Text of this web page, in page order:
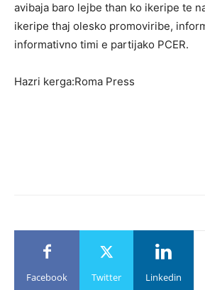
avibaja baro lejbe than ko ikeripe te
ikeripe thaj olesko promoviribe,
informativno timi e partijako PCER.
Hazri kerga:Roma Press
Facebook Twitter Linkedin